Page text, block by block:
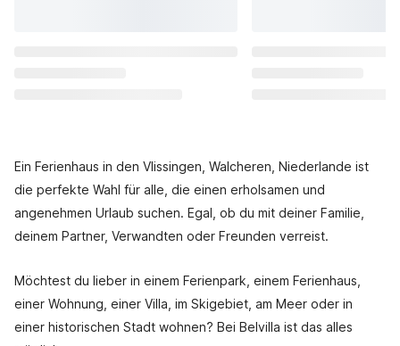
Ein Ferienhaus in den Vlissingen, Walcheren, Niederlande ist
die perfekte Wahl für alle, die einen erholsamen und
angenehmen Urlaub suchen. Egal, ob du mit deiner Familie,
deinem Partner, Verwandten oder Freunden verreist.
Möchtest du lieber in einem Ferienpark, einem Ferienhaus,
einer Wohnung, einer Villa, im Skigebiet, am Meer oder in
einer historischen Stadt wohnen? Bei Belvilla ist das alles